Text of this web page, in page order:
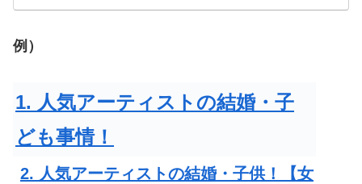
例）
1. 人気アーティストの結婚・子
ども事情！
2. 人気アーティストの結婚・子供！【女